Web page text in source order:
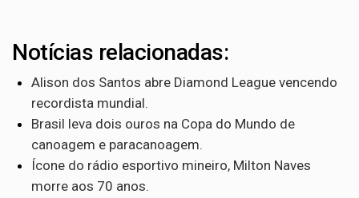
Notícias relacionadas:
Alison dos Santos abre Diamond League vencendo
recordista mundial.
Brasil leva dois ouros na Copa do Mundo de
canoagem e paracanoagem.
Ícone do rádio esportivo mineiro, Milton Naves
morre aos 70 anos.